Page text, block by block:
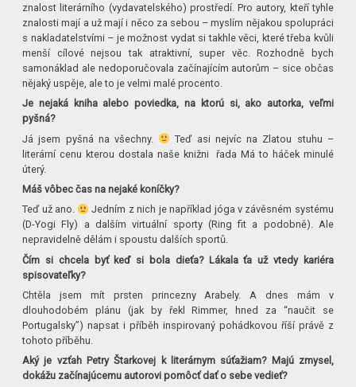
znalost literárního (vydavatelského) prostředí. Pro autory, kteří tyhle
znalosti mají a už mají i něco za sebou – myslím nějakou spolupráci
s nakladatelstvími – je možnost vydat si takhle věci, které třeba kvůli
menší cílové nejsou tak atraktivní, super věc. Rozhodně bych
samonáklad ale nedoporučovala začínajícím autorům – sice občas
nějaký uspěje, ale to je velmi malé procento.
Je nejaká kniha alebo poviedka, na ktorú si, ako autorka, veľmi
pyšná?
Já jsem pyšná na všechny.
Teď asi nejvíc na Zlatou stuhu –
literární cenu kterou dostala naše knižni řada Má to háček minulé
úterý.
Máš vôbec čas na nejaké koníčky?
Teď už ano.
Jedním z nich je například jóga v závěsném systému
(D-Yogi Fly) a dalším virtuální sporty (Ring fit a podobně). Ale
nepravidelně dělám i spoustu dalších sportů.
Čím si chcela byť keď si bola dieťa? Lákala ťa už vtedy kariéra
spisovateľky?
Chtěla jsem mít prsten princezny Arabely. A dnes mám v
dlouhodobém plánu (jak by řekl Rimmer, hned za “naučit se
Portugalsky”) napsat i příběh inspirovaný pohádkovou říší právě z
tohoto příběhu.
Aký je vzťah Petry Štarkovej k literárnym súťažiam? Majú zmysel,
dokážu začínajúcemu autorovi pomôcť dať o sebe vedieť?